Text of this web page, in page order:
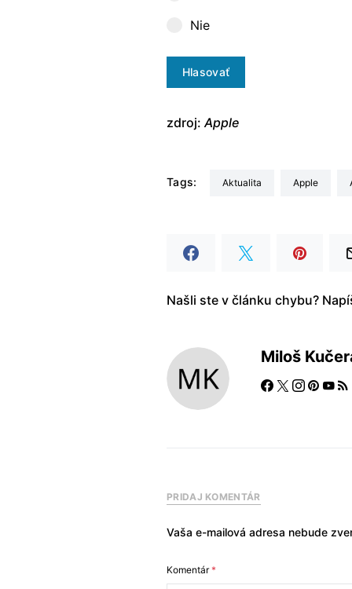
Nie
Hlasovať
zdroj:Apple
Tags: aktualita Apple
Našli ste v článku chybu?
Miloš
PRIDAJ KOMENTÁR
Vaša e-mailová adresa nebude
Komentár*